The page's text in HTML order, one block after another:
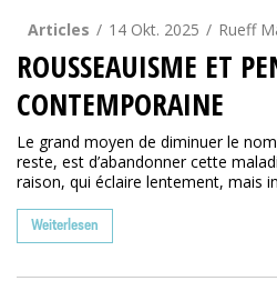
Articles 14 Okt. 2025 Rueff
ROUSSEAUISME ET
CONTEMPORAINE
Le grand moyen de diminuer le
reste, est d’abandonner cette
raison, qui éclaire lentement, mais
Weiterlesen